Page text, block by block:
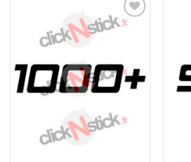
2.50€
Ajouter